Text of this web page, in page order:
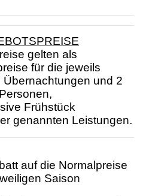
gelten als
für die jeweils
und 2
Personen,
Frühstück
genannten Leistungen.
auf die Normalpreise
Saison